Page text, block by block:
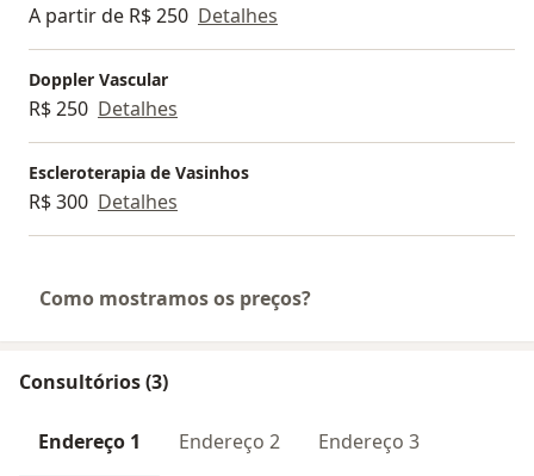
A partir de R$ 250 Detalhes
Doppler Vascular
R$ 250 Detalhes
Escleroterapia de Vasinhos
R$ 300 Detalhes
Como mostramos os preços?
Consultórios (3)
Endereço 1 Endereço 2 Endereço 3